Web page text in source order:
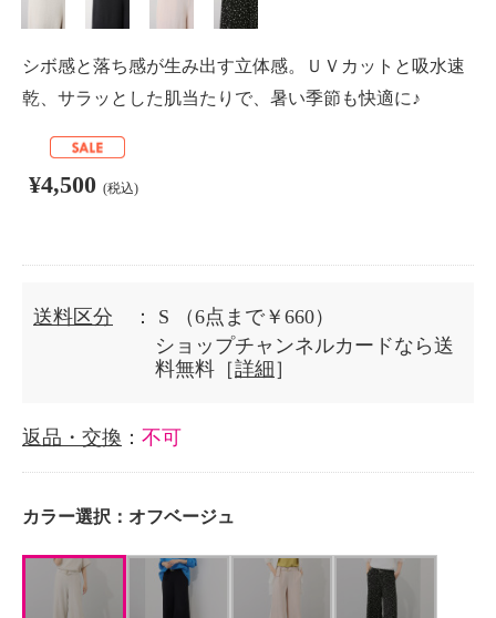
シボ感と落ち感が生み出す立体感。ＵＶカットと吸水速
乾、サラッとした肌当たりで、暑い季節も快適に♪
¥4,500 (税込)
送料区分 ： S
（6点まで￥660）
ショップチャンネルカードなら送
料無料［詳細 ］
返品・交換 ： 不可
カラー選択： オフベージュ